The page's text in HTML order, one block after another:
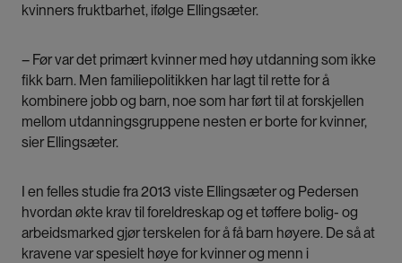
kvinners fruktbarhet, ifølge Ellingsæter.
– Før var det primært kvinner med høy utdanning som ikke
fikk barn. Men familiepolitikken har lagt til rette for å
kombinere jobb og barn, noe som har ført til at forskjellen
mellom utdanningsgruppene nesten er borte for kvinner,
sier Ellingsæter.
I en felles studie fra 2013 viste Ellingsæter og Pedersen
hvordan økte krav til foreldreskap og et tøffere bolig- og
arbeidsmarked gjør terskelen for å få barn høyere. De så at
kravene var spesielt høye for kvinner og menn i